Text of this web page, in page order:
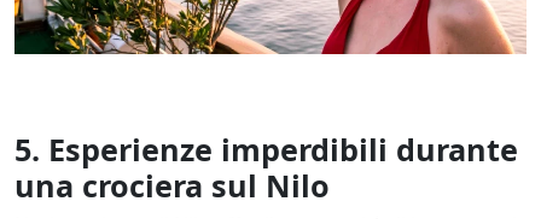
5. Esperienze imperdibili durante
una crociera sul Nilo